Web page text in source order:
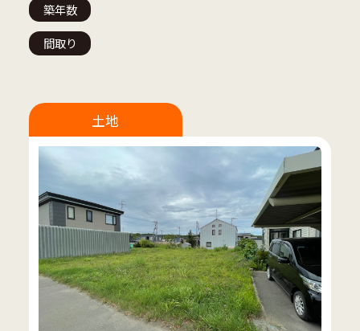
築年数
間取り
土地